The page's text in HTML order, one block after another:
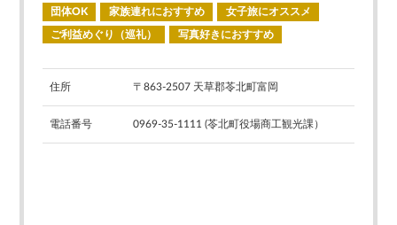
団体OK 家族連れにおすすめ 女子旅にオススメ
ご利益めぐり（巡礼） 写真好きにおすすめ
住所 〒863-2507 天草郡苓北町富岡
電話番号 0969-35-1111 (苓北町役場商工観光課）